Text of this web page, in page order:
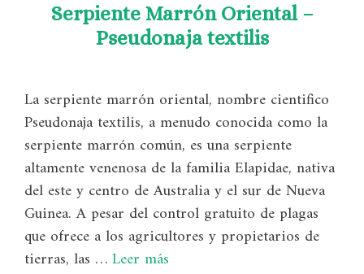
Serpiente Marrón Oriental –
Pseudonaja textilis
La serpiente marrón oriental, nombre cientifico
Pseudonaja textilis, a menudo conocida como la
serpiente marrón común, es una serpiente
altamente venenosa de la familia Elapidae, nativa
del este y centro de Australia y el sur de Nueva
Guinea. A pesar del control gratuito de plagas
que ofrece a los agricultores y propietarios de
tierras, las …Leer más